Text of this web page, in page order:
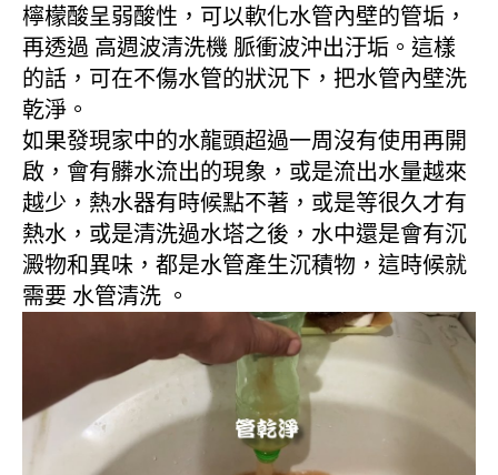
檸檬酸呈弱酸性，可以軟化水管內壁的管垢，
再透過 高週波清洗機 脈衝波沖出汙垢。這樣
的話，可在不傷水管的狀況下，把水管內壁洗
乾淨。
如果發現家中的水龍頭超過一周沒有使用再開
啟，會有髒水流出的現象，或是流出水量越來
越少，熱水器有時候點不著，或是等很久才有
熱水，或是清洗過水塔之後，水中還是會有沉
澱物和異味，都是水管產生沉積物，這時候就
需要 水管清洗 。